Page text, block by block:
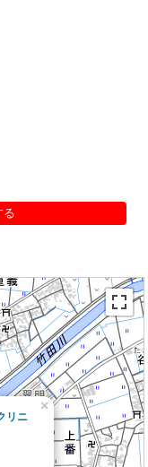
る
リニ
×